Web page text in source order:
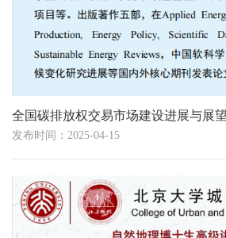
全国碳排放权交易市场建设进展与展望
发布时间：2025-04-15